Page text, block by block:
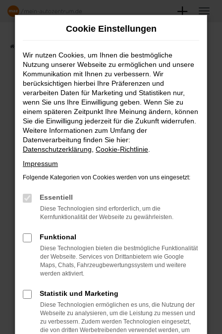
Zum
FAHRZEUGSHOWROOM
Fehler: Network Error
Beim Laden ist ein Fehler aufgetreten.
Hier sind ein paar Tipps, die dir helfen können:
Überprüfe deine Firewall und deine
Laden andere Webseiten, zum Beispiel
deine Suchmaschine?
Manche Erweiterungen, wie Werbeblocker,
können das Laden bestimmter Seiten
verhindern. Funktioniert die Seite in einem
anderen Browser oder in einem privaten
Starte dein Gerät neu.
Das kann manchmal helfen,
vorübergehende Probleme zu beheben.
Cookie Einstellungen
Wir nutzen Cookies, um Ihnen die bestmögliche
Nutzung unserer Webseite zu ermöglichen und unsere
Kommunikation mit Ihnen zu verbessern. Wir
berücksichtigen hierbei Ihre Präferenzen und
verarbeiten Daten für Marketing und Statistiken nur,
wenn Sie uns Ihre Einwilligung geben. Wenn Sie zu
einem späteren Zeitpunkt Ihre Meinung ändern, können
Sie die Einwilligung jederzeit für die Zukunft widerrufen.
Weitere Informationen zum Umfang der
Datenverarbeitung finden Sie hier:
Datenschutzerklärung Cookie-Richtlinie
Impressum
Folgende Kategorien von Cookies werden von uns eingesetzt:
Essentiell
Diese Technologien sind erforderlich, um die
Kernfunktionalität der Webseite zu gewährleisten.
Funktional
Diese Technologien bieten die bestmögliche Funktionalität
der Webseite. Services von Drittanbietern wie Google
Maps, Chats, Fahrzeugbewertungssystem und weitere
werden aktiviert.
Statistik und Marketing
Diese Technologien ermöglichen es uns, die Nutzung der
Webseite zu analysieren, um die Leistung zu messen und
zu verbessern. Zudem werden Technologien eingesetzt,
die von dritten Werbetreibenden verwendet werden, um